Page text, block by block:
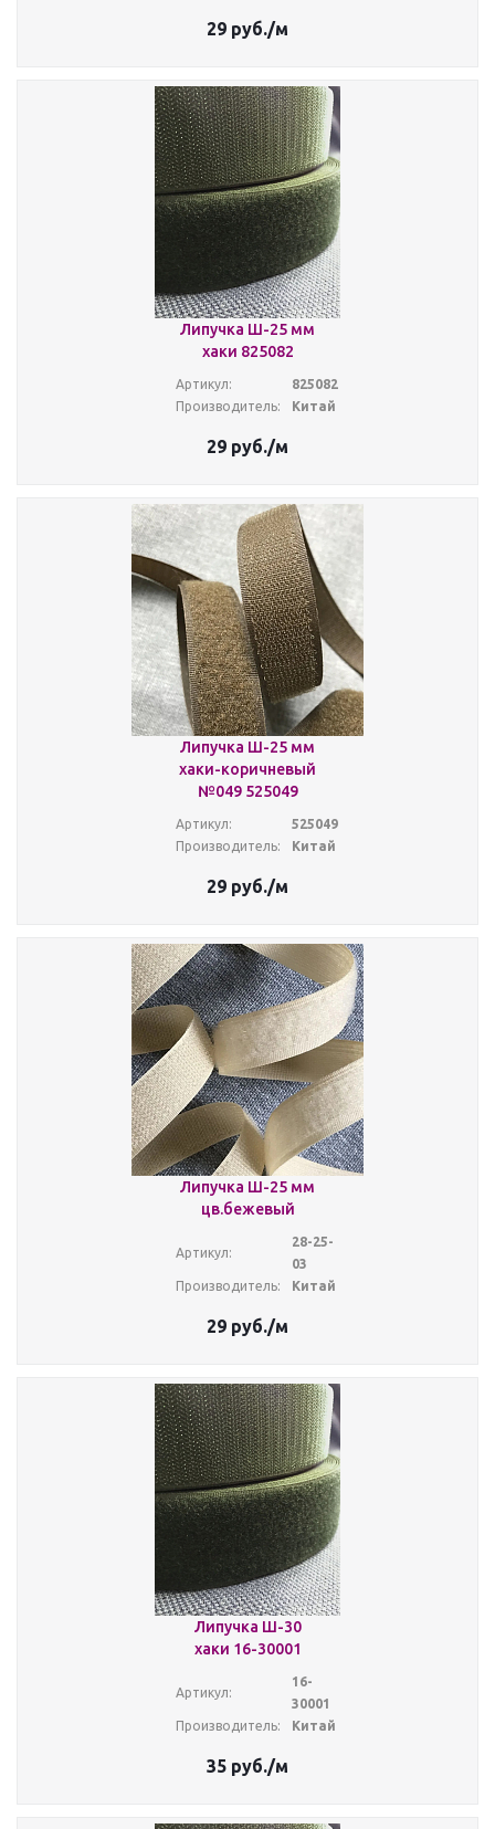
29 руб./м
Липучка Ш-25 мм
хаки 825082
Артикул:
825082
Производитель:
Китай
29 руб./м
Липучка Ш-25 мм
хаки-коричневый
№049 525049
Артикул:
525049
Производитель:
Китай
29 руб./м
Липучка Ш-25 мм
цв.бежевый
Артикул:
28-25-
03
Производитель:
Китай
29 руб./м
Липучка Ш-30
хаки 16-30001
Артикул:
16-
30001
Производитель:
Китай
35 руб./м